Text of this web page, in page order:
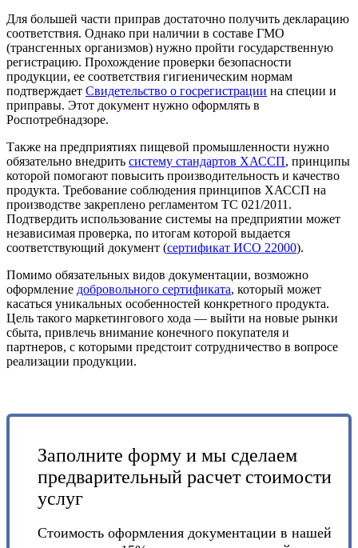
Для большей части приправ достаточно получить декларацию
соответствия. Однако при наличии в составе ГМО
(трансгенных организмов) нужно пройти государственную
регистрацию. Прохождение проверки безопасности
продукции, ее соответствия гигиеническим нормам
подтверждает Свидетельство о госрегистрации на специи и
приправы. Этот документ нужно оформлять в
Роспотребнадзоре.
Также на предприятиях пищевой промышленности нужно
обязательно внедрить систему стандартов ХАССП, принципы
которой помогают повысить производительность и качество
продукта. Требование соблюдения принципов ХАССП на
производстве закреплено регламентом ТС 021/2011.
Подтвердить использование системы на предприятии может
независимая проверка, по итогам которой выдается
соответствующий документ (сертификат ИСО 22000).
Помимо обязательных видов документации, возможно
оформление добровольного сертификата, который может
касаться уникальных особенностей конкретного продукта.
Цель такого маркетингового хода — выйти на новые рынки
сбыта, привлечь внимание конечного покупателя и
партнеров, с которыми предстоит сотрудничество в вопросе
реализации продукции.
Заполните форму и мы сделаем
предварительный расчет стоимости
услуг
Стоимость оформления документации в нашей